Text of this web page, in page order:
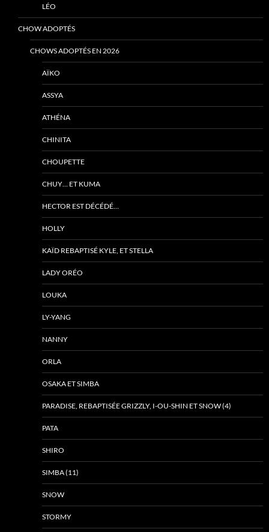
LÉO
CHOW ADOPTÉS
CHOWS ADOPTÉS EN 2026
AÏKO
ASSYA
ATHÉNA
CHINITA
CHOUPETTE
CHUY… ET KUMA
HECTOR EST DÉCÉDÉ…
HOLLY
KAÏD REBAPTISÉ KYLE, ET STELLA
LADY ORÉO
LOUKA
LY-YANG
NANNY
ORLA
OSAKA ET SIMBA
PARADISE, REBAPTISÉE GRIZZLY, I-OU-SHIN ET SNOW (4)
PATA
SHIRO
SIMBA (11)
SNOW
STORMY